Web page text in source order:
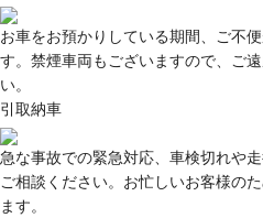
お車をお預かりしている期間、ご不
す。禁煙車両もございますので、ご
い。
引取納車
急な事故での緊急対応、車検切れや
ご相談ください。お忙しいお客様の
ます。